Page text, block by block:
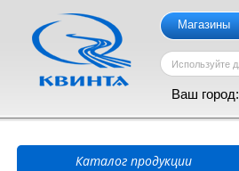
Магазины
Ваш город:
Каталог продукции